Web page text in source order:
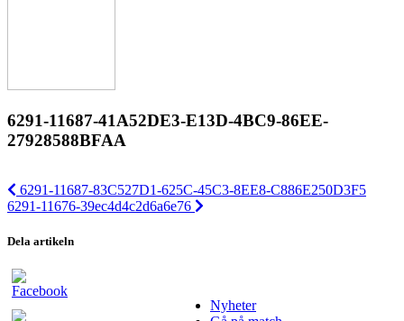
6291-11687-41A52DE3-E13D-4BC9-86EE-
27928588BFAA
6291-11687-83C527D1-625C-45C3-8EE8-C886E250D3F5
6291-11676-39ec4d4c2d6a6e76
Dela artikeln
Nyheter